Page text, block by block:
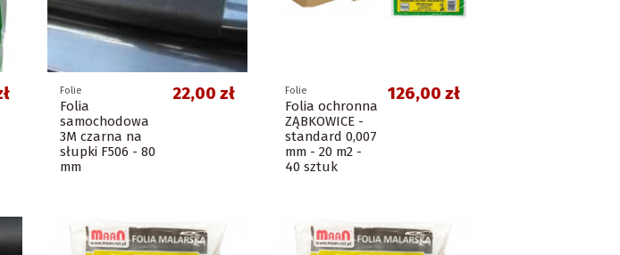
Folie
Folia
samochodowa
3M czarna na
słupki F506 - 80
mm
22,00 zł Folie
Folia ochronna
ZĄBKOWICE -
standard 0,007
mm - 20 m2 -
40 sztuk
126,00 zł